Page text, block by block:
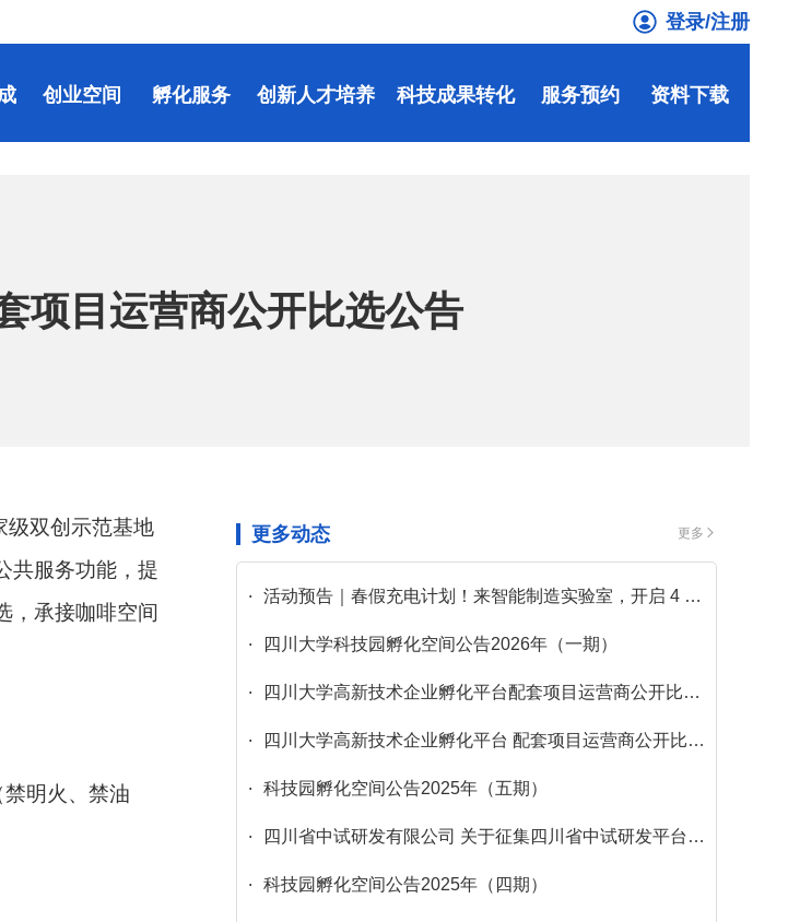
登录/注册
创业空间 孵化服务 创新人才培养 科技成果转化 服务预约 资料下载
项目运营商公开比选公告
级双创示范基地
共服务功能，提
，承接咖啡空间
明火、禁油
更多动态 更多
活动预告｜春假充电计划！来智能制造实验室，开启 4 天硬核科学探索之旅
四川大学科技园孵化空间公告2026年（一期）
四川大学高新技术企业孵化平台配套项目运营商公开比选结果公示
四川大学高新技术企业孵化平台 配套项目运营商公开比选公告
科技园孵化空间公告2025年（五期）
四川省中试研发有限公司 关于征集四川省中试研发平台“1+N”模式合作中试项目的通知
科技园孵化空间公告2025年（四期）